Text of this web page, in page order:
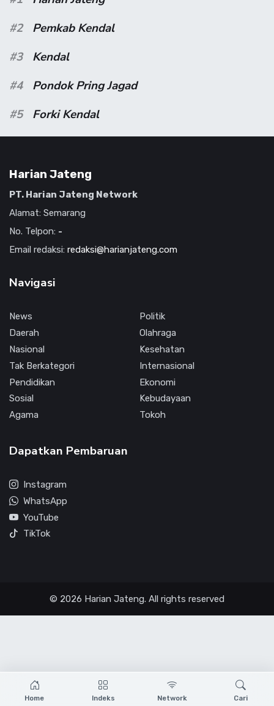
Home Indeks Network Cari
#2
Pemkab Kendal
#3
Kendal
#4
Pondok Pring Jagad
#5
Forki Kendal
Harian Jateng
PT. Harian Jateng Network
Alamat: Semarang
No. Telpon: -
Email redaksi: redaksi@harianjateng.com
Navigasi
News
Daerah
Nasional
Tak Berkategori
Pendidikan
Sosial
Agama
Politik
Olahraga
Kesehatan
Internasional
Ekonomi
Kebudayaan
Tokoh
Dapatkan Pembaruan
Instagram
WhatsApp
YouTube
TikTok
© 2026 Harian Jateng. All rights reserved